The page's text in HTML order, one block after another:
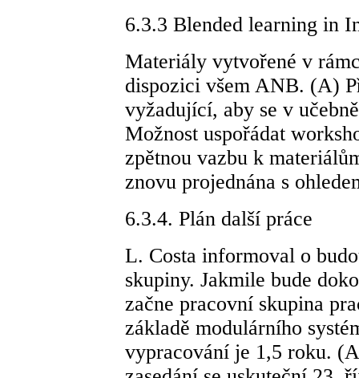
6.3.3 Blended learning in
Materiály vytvořené v
dispozici všem ANB. (A)
vyžadující, aby se v
Možnost uspořádat
zpětnou vazbu k
znovu projednána s
6.3.4. Plán další práce
L. Costa informoval o
skupiny. Jakmile bude
začne pracovní skupina
základě modulárního
vypracování je 1,5 roku.